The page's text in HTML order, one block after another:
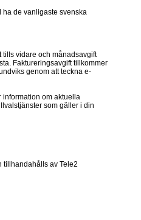
ha de vanligaste svenska
vidare och månadsavgift
Faktureringsavgift tillkommer
genom att teckna e-
information om aktuella
som gäller i din
tillhandahålls av Tele2